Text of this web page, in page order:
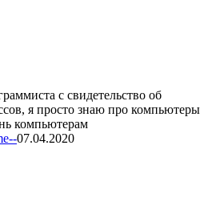
с свидетельство об
я просто знаю про компьютеры
компьютерам
07.04.2020